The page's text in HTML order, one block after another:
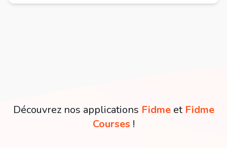
Découvrez nos applications Fidme et Fidme
Courses !